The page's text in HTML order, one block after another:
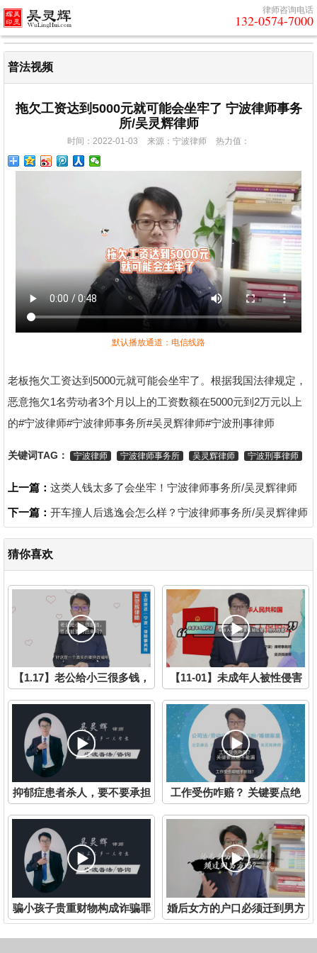
律师咨询电话
132-0574-7000
普法视频
拖欠工资达到5000元就可能会坐牢了 宁波律师事务
所/吴灵辉律师
时间：2022-01-03 来源：宁波律师 热力值：
默认播放通道：电信线路
老板拖欠工资达到5000元就可能会坐牢了。根据我国法律规定，
恶意拖欠1名劳动者3个月以上的工资数额在5000元到2万元以上
的#宁波律师#宁波律师事务所#吴灵辉律师#宁波刑事律师
关键词TAG： 宁波律师 宁波律师事务所 吴灵辉律师 宁波刑事律师
上一篇： 这类人钱太多了会坐牢！宁波律师事务所/吴灵辉律师
下一篇： 开车撞人后逃逸会怎么样？宁波律师事务所/吴灵辉律师
猜你喜欢
【1.17】老公给小三很多钱，
原配能要的回来吗？
【11-01】未成年人被性侵害
后知后觉、熟人作案
抑郁症患者杀人，要不要承担
刑事责任？
工作受伤咋赔？ 关键要点绝
不能漏
骗小孩子贵重财物构成诈骗罪
吗？
婚后女方的户口必须迁到男方
吗？宁波律师吴灵辉